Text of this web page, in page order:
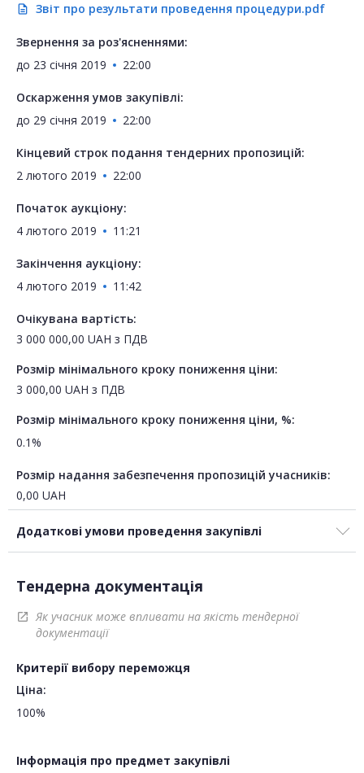
description Звіт про результати проведення процедури.pdf
Звернення за роз'ясненнями:
до 23 січня 2019 22:00
Оскарження умов закупівлі:
до 29 січня 2019 22:00
Кінцевий строк подання тендерних пропозицій:
2 лютого 2019
22:00
Початок аукціону:
4 лютого 2019
11:21
Закінчення аукціону:
4 лютого 2019
11:42
Очікувана вартість:
3 000 000,00 UAH з ПДВ
Розмір мінімального кроку пониження ціни:
3 000,00 UAH з ПДВ
Розмір мінімального кроку пониження ціни, %:
0.1%
Розмір надання забезпечення пропозицій учасників:
0,00 UAH
Додаткові умови проведення закупівлі
Тендерна документація
open_in_new
Як учасник може впливати на якість тендерної
документації
Критерії вибору переможця
Ціна:
100%
Інформація про предмет закупівлі